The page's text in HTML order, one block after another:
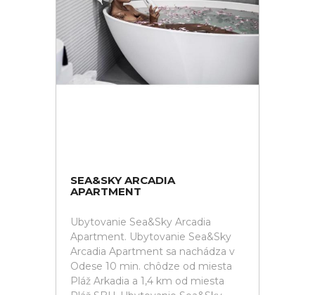
SEA&SKY ARCADIA
APARTMENT
Ubytovanie Sea&Sky Arcadia
Apartment. Ubytovanie Sea&Sky
Arcadia Apartment sa nachádza v
Odese 10 min. chôdze od miesta
Pláž Arkadia a 1,4 km od miesta